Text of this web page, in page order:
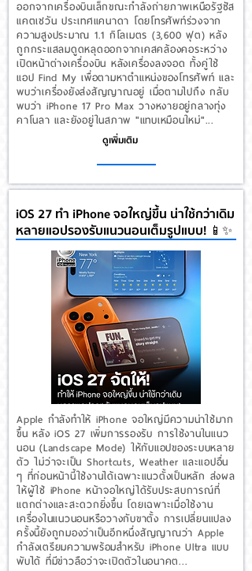
ออกจากเครื่องบินเล็กขณะกำลังถ่ายภาพเหนือรัฐซัส
แคตเชวัน ประเทศแคนาดา โดยโทรศัพท์ร่วงจาก
ความสูงประมาณ 1.1 กิโลเมตร (3,600 ฟุต) หลัง
ถูกกระแสลมดูดหลุดออกจากเคสคล้องคอระหว่าง
เปิดหน้าต่างเครื่องบิน หลังเครื่องลงจอด ทั้งคู่ใช้
แอป Find My เพื่อตามหาตำแหน่งของโทรศัพท์ และ
พบว่าเครื่องยังส่งสัญญาณอยู่ เมื่อตามไปถึง กลับ
พบว่า iPhone 17 Pro Max วางหงายอยู่กลางทุ่ง
คาโนลา และยังอยู่ในสภาพ "แทบเหมือนใหม่"...
ดูเพิ่มเติม
iOS 27 ทำ iPhone จอใหญ่ขึ้น น่าใช้กว่าเดิม
หลายแอปรองรับแนวนอนเต็มรูปแบบ! 📱✨
Apple กำลังทำให้ iPhone จอใหญ่มีความน่าใช้มาก
ขึ้น หลัง iOS 27 เพิ่มการรองรับ การใช้งานในแนว
นอน (Landscape Mode) ให้กับแอปของระบบหลาย
ตัว ไม่ว่าจะเป็น Shortcuts, Weather และแอปอื่น
ๆ ที่ก่อนหน้านี้ใช้งานได้เฉพาะแนวตั้งเป็นหลัก ส่งผล
ให้ผู้ใช้ iPhone หน้าจอใหญ่ได้รับประสบการณ์ที่
แตกต่างและสะดวกยิ่งขึ้น โดยเฉพาะเมื่อใช้งาน
เครื่องในแนวนอนหรือวางกับขาตั้ง การเปลี่ยนแปลง
ครั้งนี้ยังถูกมองว่าเป็นอีกหนึ่งสัญญาณว่า Apple
กำลังเตรียมความพร้อมสำหรับ iPhone Ultra แบบ
พับได้ ที่มีข่าวลือว่าจะเปิดตัวในอนาคต...